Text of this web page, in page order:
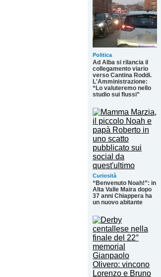
Politica
Ad Alba si rilancia il
collegamento viario
verso Cantina Roddi.
L'Amministrazione:
“Lo valuteremo nello
studio sui flussi”
Curiosità
“Benvenuto Noah!”: in
Alta Valle Maira dopo
37 anni Chiappera ha
un nuovo abitante